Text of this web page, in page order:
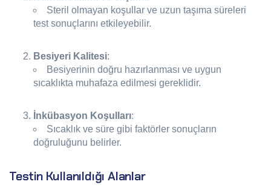
Steril olmayan koşullar ve uzun taşıma süreleri
test sonuçlarını etkileyebilir.
Besiyeri Kalitesi:
Besiyerinin doğru hazırlanması ve uygun
sıcaklıkta muhafaza edilmesi gereklidir.
İnkübasyon Koşulları:
Sıcaklık ve süre gibi faktörler sonuçların
doğruluğunu belirler.
Testin Kullanıldığı Alanlar